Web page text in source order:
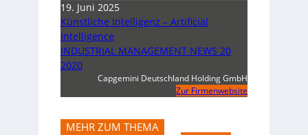
19. Juni 2025
Künstliche Intelligenz – Artificial
Intelligence
INDUSTRIAL MANAGEMENT NEWS 20
2020
Capgemini Deutschland Holding GmbH
Zur Firmenwebsite
MEHR ZUM THEMA